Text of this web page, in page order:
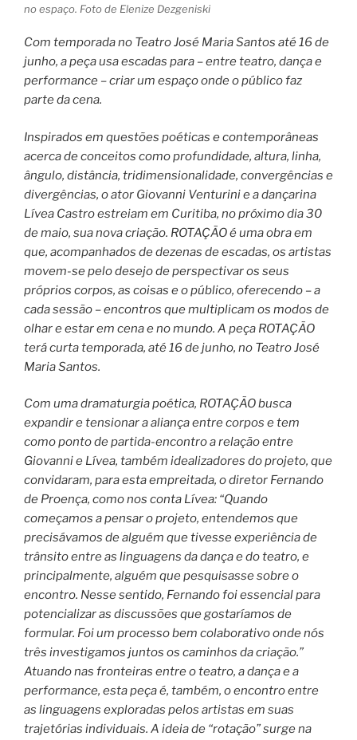
no espaço. Foto de Elenize Dezgeniski
Com temporada no Teatro José Maria Santos até 16 de
junho, a peça usa escadas para – entre teatro, dança e
performance – criar um espaço onde o público faz
parte da cena.
Inspirados em questões poéticas e contemporâneas
acerca de conceitos como profundidade, altura, linha,
ângulo, distância, tridimensionalidade, convergências e
divergências, o ator Giovanni Venturini e a dançarina
Lívea Castro estreiam em Curitiba, no próximo dia 30
de maio, sua nova criação. ROTAÇÃO é uma obra em
que, acompanhados de dezenas de escadas, os artistas
movem-se pelo desejo de perspectivar os seus
próprios corpos, as coisas e o público, oferecendo – a
cada sessão – encontros que multiplicam os modos de
olhar e estar em cena e no mundo. A peça ROTAÇÃO
terá curta temporada, até 16 de junho, no Teatro José
Maria Santos.
Com uma dramaturgia poética, ROTAÇÃO busca
expandir e tensionar a aliança entre corpos e tem
como ponto de partida-encontro a relação entre
Giovanni e Lívea, também idealizadores do projeto, que
convidaram, para esta empreitada, o diretor Fernando
de Proença, como nos conta Lívea: “Quando
começamos a pensar o projeto, entendemos que
precisávamos de alguém que tivesse experiência de
trânsito entre as linguagens da dança e do teatro, e
principalmente, alguém que pesquisasse sobre o
encontro. Nesse sentido, Fernando foi essencial para
potencializar as discussões que gostaríamos de
formular. Foi um processo bem colaborativo onde nós
três investigamos juntos os caminhos da criação.”
Atuando nas fronteiras entre o teatro, a dança e a
performance, esta peça é, também, o encontro entre
as linguagens exploradas pelos artistas em suas
trajetórias individuais. A ideia de “rotação” surge na